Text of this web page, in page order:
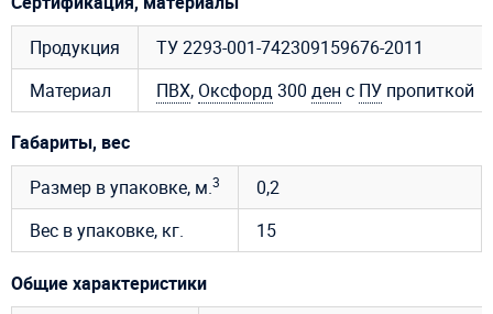
Продукция
ТУ 2293-001-742309159676-2011
Материал
ПВХ, Оксфорд300 ден с ПУ пропиткой
Габариты, вес
Размер в упаковке, м.3
0,2
Вес в упаковке, кг.
15
Общие характеристики